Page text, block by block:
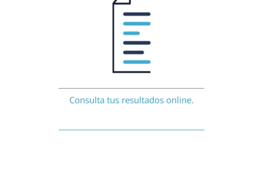
Consulta tus resultados online.